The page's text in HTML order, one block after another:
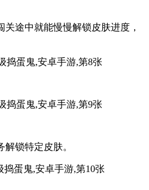
途中就能慢慢解锁皮肤进度，
锁特定皮肤。